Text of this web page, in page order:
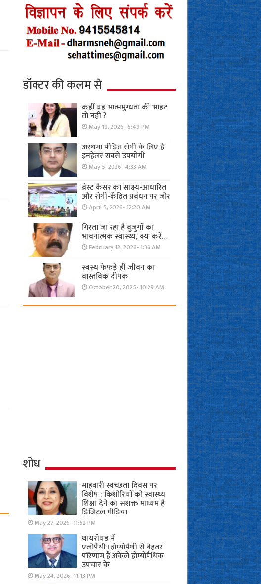
डॉक्टर की कलम से
कहीं यह आत्ममुग्धता की आहट
तो नहीं ?
May 19, 2026- 5:49 PM
अस्थमा पीड़ित रोगी के लिए है
इनहेलर सबसे उपयोगी
May 5, 2026- 4:33 AM
ब्रेस्ट कैंसर का साक्ष्य-आधारित
और रोगी-केंद्रित प्रबंधन पर जोर
April 5, 2026- 12:20 AM
गिरता जा रहा है बुजुर्गों का
भावनात्मक स्वास्थ्य, क्या करें…
February 12, 2026- 1:36 AM
स्वस्थ फेफड़े ही जीवन का
वास्तविक दीपक
October 20, 2025- 10:29 AM
शोध
माहवारी स्वच्छता दिवस पर
विशेष : किशोरियों को स्वास्थ्य
शिक्षा देने का सशक्त माध्यम है
डिजिटल मीडिया
May 27, 2026- 11:52 PM
थायरॉयड में
एलोपैथी+होम्योपैथी से बेहतर
परिणाम हैं अकेले होम्योपैथिक
उपचार के
May 24, 2026- 11:13 PM